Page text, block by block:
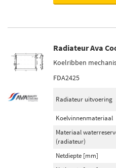
Radiateur Ava
Koelribben
FDA2425
Radiateur uitvoering
Koelvinnenmateriaal
Materiaal
(radiateur)
Netdiepte [mm]